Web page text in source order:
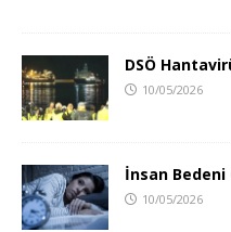
DSÖ
10/05/2026
İnsan Bedeni
10/05/2026